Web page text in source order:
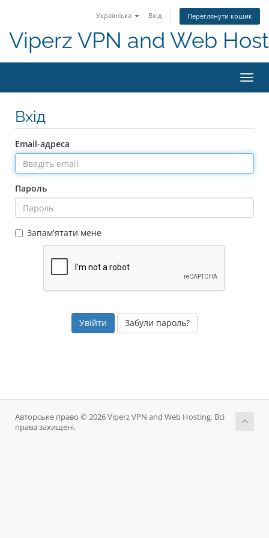
Українська Вхід Переглянути кошик
Viperz VPN and Web
Вхід
Email-адреса
Пароль
Запам'ятати мене
Забули пароль?
Авторське право © 2026 Viperz VPN and Web Hosting. Всі
права захищені.